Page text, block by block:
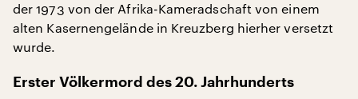
der 1973 von der Afrika-Kameradschaft von einem
alten Kasernengelände in Kreuzberg hierher versetzt
wurde.
Erster Völkermord des 20. Jahrhunderts